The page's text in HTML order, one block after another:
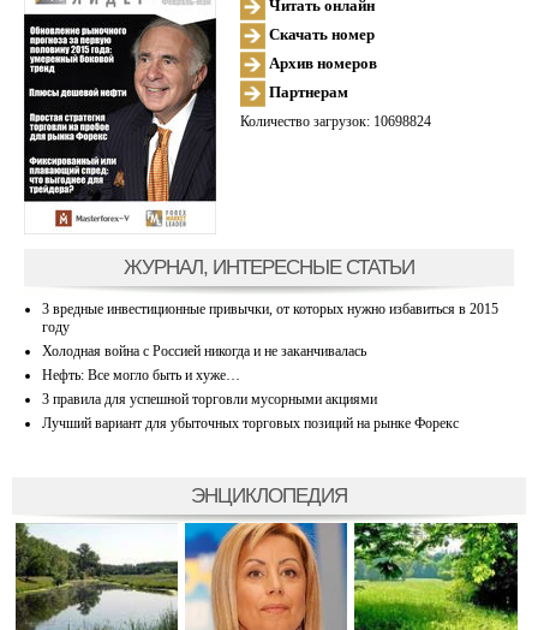
Читать онлайн
Скачать номер
Архив номеров
Партнерам
Количество загрузок: 10698824
ЖУРНАЛ, ИНТЕРЕСНЫЕ СТАТЬИ
3 вредные инвестиционные привычки, от которых нужно избавиться в 2015
году
Холодная война с Россией никогда и не заканчивалась
Нефть: Все могло быть и хуже…
3 правила для успешной торговли мусорными акциями
Лучший вариант для убыточных торговых позиций на рынке Форекс
ЭНЦИКЛОПЕДИЯ